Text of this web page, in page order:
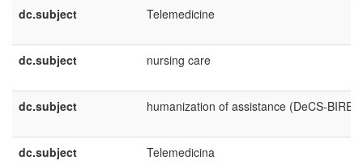
dc.subject
Telemedicine
dc.subject nursing care
dc.subject humanization of assistance (DeCS-
dc.subject Telemedicina